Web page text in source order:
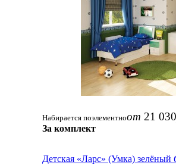
Набирается поэлементноот 21 030
За комплект
Детская «Ларс» (Умка) зелёный